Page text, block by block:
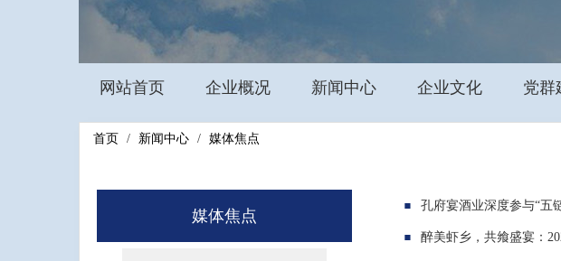
网站首页 企业概况 新闻中心 企业文化 党群
首页 新闻中心 媒体焦点
媒体焦点
孔府宴酒业深度参与“五
醉美虾乡，共飨盛宴：